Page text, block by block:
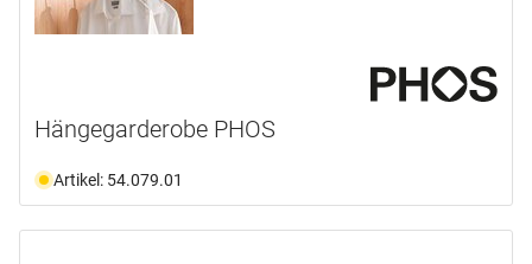
Hängegarderobe PHOS
Artikel: 54.079.01